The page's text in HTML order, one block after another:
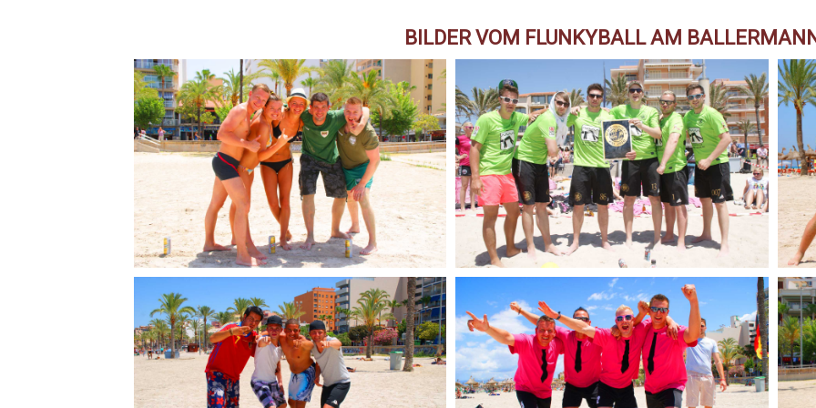
BILDER VOM FLUNKYBALL AM